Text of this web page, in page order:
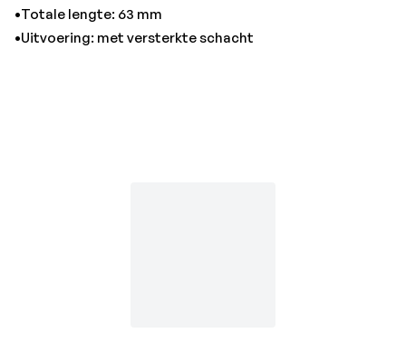
•Totale lengte: 63 mm
•Uitvoering: met versterkte schacht